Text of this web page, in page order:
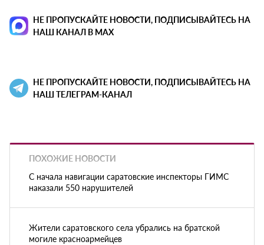
НЕ ПРОПУСКАЙТЕ НОВОСТИ, ПОДПИСЫВАЙТЕСЬ НА
НАШ КАНАЛ В MAX
НЕ ПРОПУСКАЙТЕ НОВОСТИ, ПОДПИСЫВАЙТЕСЬ НА
НАШ ТЕЛЕГРАМ-КАНАЛ
ПОХОЖИЕ НОВОСТИ
С начала навигации саратовские инспекторы ГИМС
наказали 550 нарушителей
Жители саратовского села убрались на братской
могиле красноармейцев